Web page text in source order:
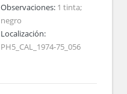
Observaciones: 1 tinta;
negro
Localización:
PH5_CAL_1974-75_056